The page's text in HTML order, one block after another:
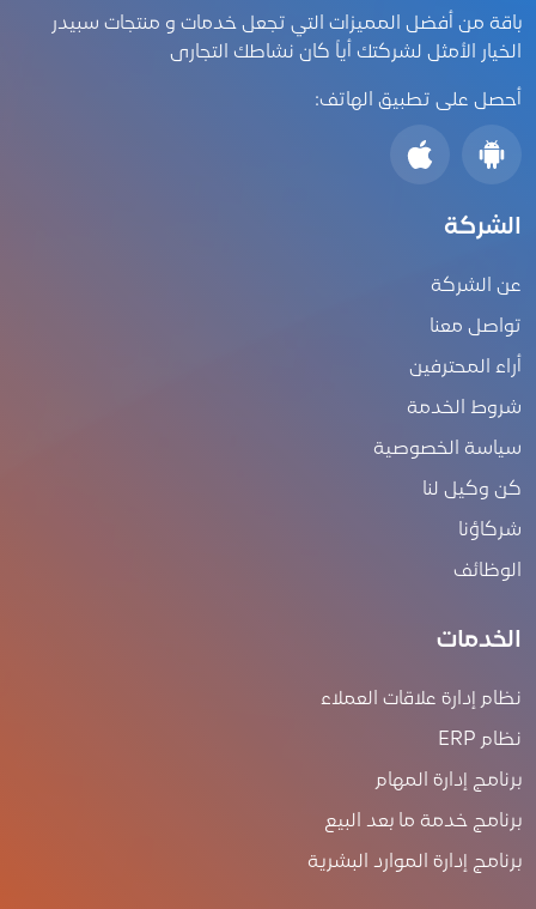
باقة من أفضل المميزات التي تجعل خدمات و منتجات سبيدر
الخيار الأمثل لشركتك أياً كان نشاطك التجارى
أحصل على تطبيق الهاتف:
الشركة
عن الشركة
تواصل معنا
أراء المحترفين
شروط الخدمة
سياسة الخصوصية
كن وكيل لنا
شركاؤنا
الوظائف
الخدمات
نظام إدارة علاقات العملاء
نظام ERP
برنامج إدارة المهام
برنامج خدمة ما بعد البيع
برنامج إدارة الموارد البشرية